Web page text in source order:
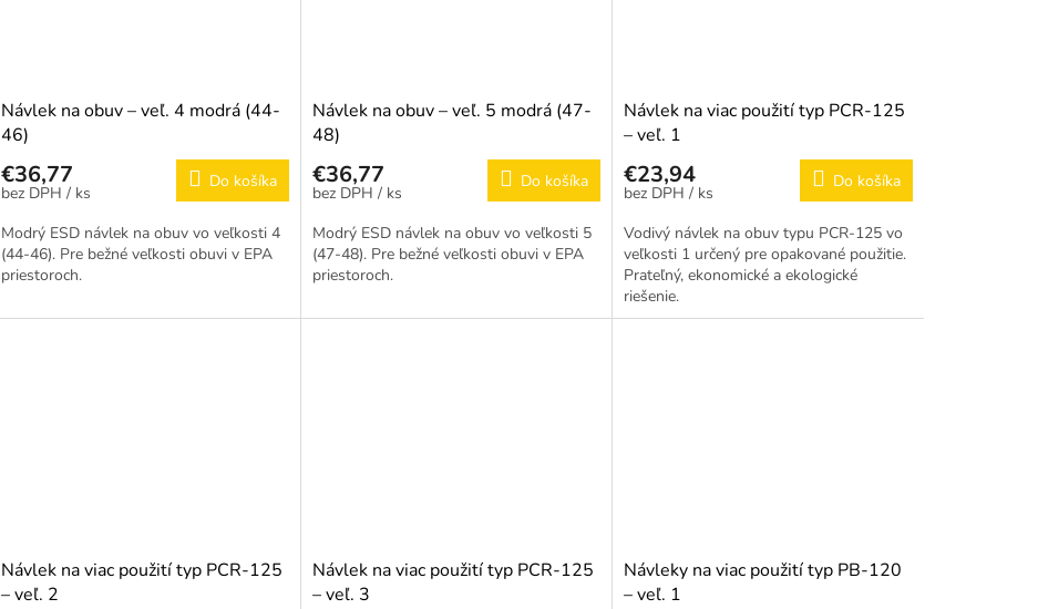
Návlek na obuv – veľ. 4 modrá (44-
46)
€36,77
/ ks
Do košíka
Modrý ESD návlek na obuv vo veľkosti 4
(44-46). Pre bežné veľkosti obuvi v EPA
priestoroch.
Návlek na obuv – veľ. 5 modrá (47-
48)
€36,77
/ ks
Do košíka
Modrý ESD návlek na obuv vo veľkosti 5
(47-48). Pre bežné veľkosti obuvi v EPA
priestoroch.
Návlek na viac použití typ PCR-125
– veľ. 1
€23,94
/ ks
Do košíka
Vodivý návlek na obuv typu PCR-125 vo
veľkosti 1 určený pre opakované použitie.
Prateľný, ekonomické a ekologické
riešenie.
Návlek na viac použití typ PCR-125
– veľ. 2
Návlek na viac použití typ PCR-125
– veľ. 3
Návleky na viac použití typ PB-120
– veľ. 1